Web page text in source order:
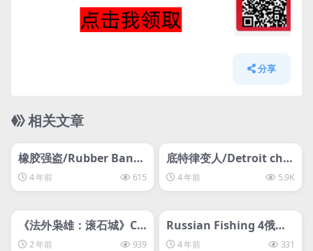
分享
相关文章
svip专属
橡胶强盗/Rubber Bandi
ts 4 年前 615
svip专属
底特律变人/Detroit cha
nged/化身为人
4 年前 5.9K
svip专属
《法外枭雄：滚石城》Cri
me Boss: Rockay City
2 年前 939
svip专属
Russian Fishing 4俄罗
斯钓鱼4
4 年前 331